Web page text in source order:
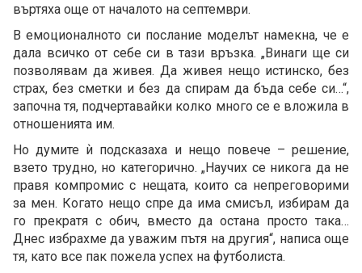
въртяха още от началото на септември.
В емоционалното си послание моделът намекна, че е
дала всичко от себе си в тази връзка. „Винаги ще си
позволявам да живея. Да живея нещо истинско, без
страх, без сметки и без да спирам да бъда себе си…“,
започна тя, подчертавайки колко много се е вложила в
отношенията им.
Но думите ѝ подсказаха и нещо повече – решение,
взето трудно, но категорично. „Научих се никога да не
правя компромис с нещата, които са непреговорими
за мен. Когато нещо спре да има смисъл, избирам да
го прекратя с обич, вместо да остана просто така…
Днес избрахме да уважим пътя на другия“, написа още
тя, като все пак пожела успех на футболиста.